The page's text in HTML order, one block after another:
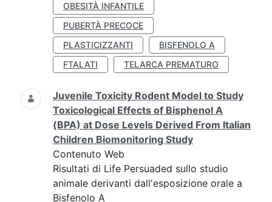
OBESITÀ INFANTILE
PUBERTÀ PRECOCE
PLASTICIZZANTI
BISFENOLO A
FTALATI
TELARCA PREMATURO
Juvenile Toxicity Rodent Model to Study
Toxicological Effects of Bisphenol A
(BPA) at Dose Levels Derived From Italian
Children Biomonitoring Study
Contenuto Web
Risultati di Life Persuaded sullo studio
animale derivanti dall'esposizione orale a
Bisfenolo A